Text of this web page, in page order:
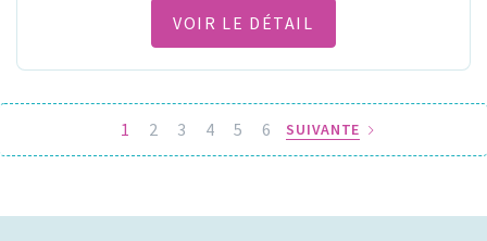
VOIR LE DÉTAIL
1 2 3 4 5 6 SUIVANTE